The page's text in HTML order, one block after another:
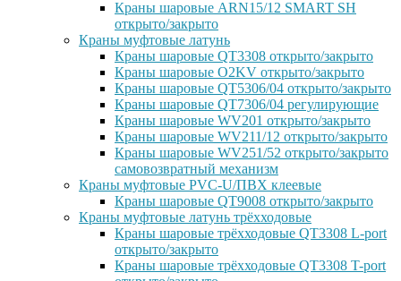
Краны шаровые ARN15/12 SMART SH
открыто/закрыто
Краны муфтовые латунь
Краны шаровые QT3308 открыто/закрыто
Краны шаровые O2KV открыто/закрыто
Краны шаровые QT5306/04 открыто/закрыто
Краны шаровые QT7306/04 регулирующие
Краны шаровые WV201 открыто/закрыто
Краны шаровые WV211/12 открыто/закрыто
Краны шаровые WV251/52 открыто/закрыто
самовозвратный механизм
Краны муфтовые PVC-U/ПВХ клеевые
Краны шаровые QT9008 открыто/закрыто
Краны муфтовые латунь трёхходовые
Краны шаровые трёхходовые QT3308 L-port
открыто/закрыто
Краны шаровые трёхходовые QT3308 T-port